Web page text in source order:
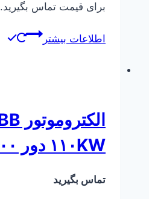
برای قیمت تماس بگیرید.
اطلاعات بیشتر
۱۱۰KW دور ۲۸۰۰
تماس بگیرید